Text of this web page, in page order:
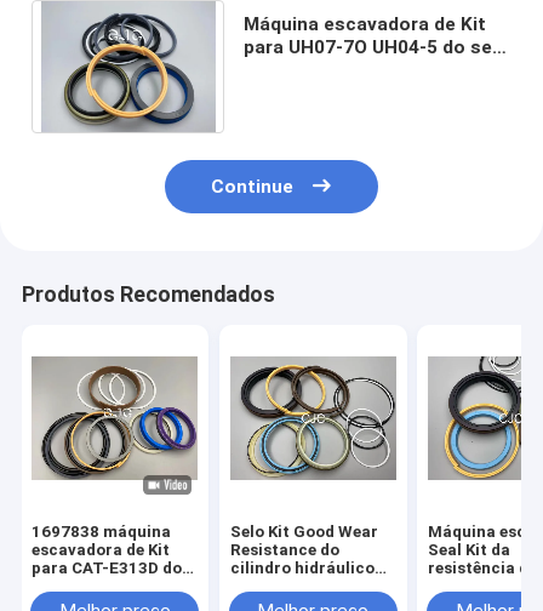
Máquina escavadora de Kit
para UH07-7O UH04-5 do selo
Continue
Produtos Recomendados
1697838 máquina
escavadora de Kit
para CAT-E313D do
hidráulico de WR 80
Selo Kit Good Wear
Resistance do
cilindro hidráulico
PTFE
Máquina
Seal Kit da
resistência de
Pressure do